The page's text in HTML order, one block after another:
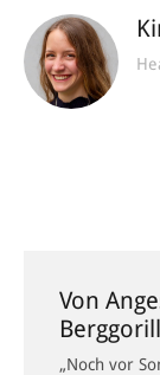
Von
„Noch vor